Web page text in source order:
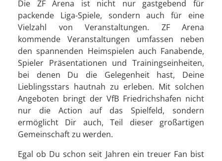
Die ZF Arena ist nicht nur gastgebend für
packende Liga-Spiele, sondern auch für eine
Vielzahl von Veranstaltungen. ZF Arena
kommende Veranstaltungen umfassen neben
den spannenden Heimspielen auch Fanabende,
Spieler Präsentationen und Trainingseinheiten,
bei denen Du die Gelegenheit hast, Deine
Lieblingsstars hautnah zu erleben. Mit solchen
Angeboten bringt der VfB Friedrichshafen nicht
nur die Action auf das Spielfeld, sondern
ermöglicht Dir auch, Teil dieser großartigen
Gemeinschaft zu werden.
Egal ob Du schon seit Jahren ein treuer Fan bist